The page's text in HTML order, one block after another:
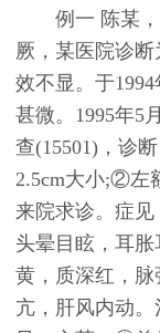
例一 陈某，
厥，某医院诊
效不显。于
甚微。1995年5
查(15501)，诊
2.5cm大小;②左
来院求诊。症见
头晕目眩，耳
黄，质深红，
亢，肝风内动